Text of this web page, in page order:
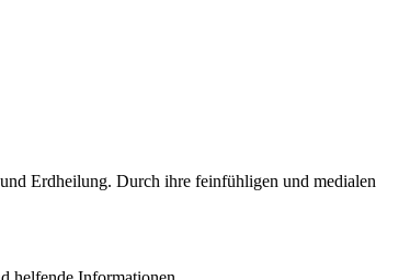
Erdheilung. Durch ihre feinfühligen und medialen